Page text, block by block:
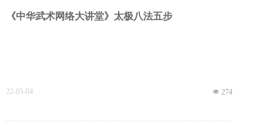
《中华武术网络大讲堂》太极八法五步
넶 274
22-05-04